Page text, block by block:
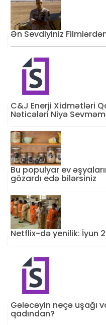
Ən Sevdiyiniz
C&J Enerji Xidmətləri
Nəticələri Niyə
Bu populyar ev
gözardı edə bilərsiniz
Netflix-də yenilik: İyun
Gələcəyin neçə uşağı
qadından?